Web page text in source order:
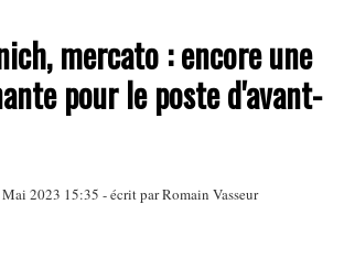
mercato : encore une
pour le poste d'avant-
Mai 2023 15:35 - écrit parRomain Vasseur